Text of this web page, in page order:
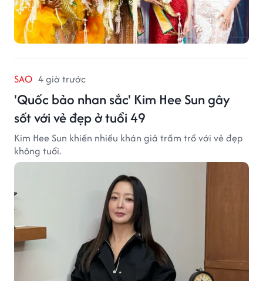
SAO 4 giờ trước
'Quốc bảo nhan sắc' Kim Hee Sun gây
sốt với vẻ đẹp ở tuổi 49
Kim Hee Sun khiến nhiều khán giả trầm trồ với vẻ đẹp
không tuổi.